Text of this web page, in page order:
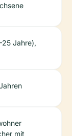
Jahre),
mit